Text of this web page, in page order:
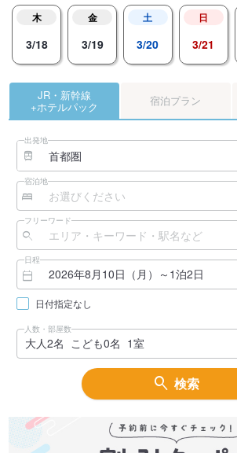
木
3/18
金
3/19
土
3/20
日
3/21
JR・新幹線
+ホテルパック 宿泊プラン
出発地
宿泊地
フリーワード
日程
日付指定なし
人数・部屋数
検索